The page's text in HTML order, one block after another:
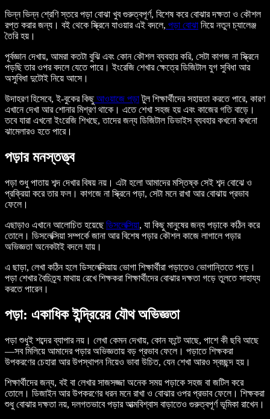
ভিন্ন ভিন্ন শ্রেণি স্তরে পড়া বোঝা খুব গুরুত্বপূর্ণ, বিশেষ করে বোঝার দক্ষতা ও কৌশল
রপ্ত করার জন্য। বই থেকে স্ক্রিনে যাওয়ার এই বদলে, পড়া বোঝা নিয়ে নতুন চ্যালেঞ্জ
তৈরি হয়।
পূর্বজ্ঞান দেখায়, আমরা কতটা বুঝি এবং কোন কৌশল ব্যবহার করি, সেটা কাগজ না স্ক্রিনে
পড়ছি তার ওপর বদলে যেতে পারে। ইংরেজি শেখার ক্ষেত্রে ডিজিটাল যুগ সুবিধা আর
অসুবিধা দুটোই নিয়ে আসে।
উদাহরণ হিসেবে, ই-বুকের কিছু আওয়াজে পড়াটুল শিক্ষার্থীদের সহায়তা করতে পারে, কারণ
এখানে দেখা আর শোনার মিশ্রণ থাকে। এতে শেখা সহজ হয় এবং কাজের গতি বাড়ে।
তবে যারা এখনো ইংরেজি শিখছে, তাদের জন্য ডিজিটাল ডিভাইস ব্যবহার কখনো কখনো
ঝামেলারও হতে পারে।
পড়ার মনস্তত্ত্ব
পড়া শুধু পাতায় শব্দ দেখার বিষয় নয়। এটা হলো আমাদেরমস্তিষ্ক সেই শব্দ বোঝে ও
প্রক্রিয়া করে তার ফল। কাগজে না স্ক্রিনে পড়া, সেটা মনে রাখা আর বোঝায় প্রভাব
ফেলে।
এছাড়াও এখানে আলোচিত হয়েছেডিসলেক্সিয়া, যা কিছু মানুষের জন্য পড়াকে কঠিন করে
তোলে। ডিসলেক্সিয়া সম্পর্কে জানা আর বিশেষ পড়ার কৌশল কাজে লাগালে পড়ার
অভিজ্ঞতা অনেকটাই বদলে যায়।
এ ছাড়া, লেখা কঠিন হলে ডিসলেক্সিয়ায় ভোগা শিক্ষার্থীরা পড়াতেও ভোগান্তিতে পড়ে।
পড়া শেখার বৈচিত্র্য মাথায় রেখে শিক্ষকরা শিক্ষার্থীদের বোঝার দক্ষতা গড়ে তুলতে সাহায্য
করতে পারেন।
পড়া: একাধিক ইন্দ্রিয়ের যৌথ অভিজ্ঞতা
পড়া শুধুই শব্দের ব্যাপার নয়। লেখা কেমন দেখায়, কোন ফন্টে আছে, পাশে কী ছবি আছে
—সব মিলিয়ে আমাদের পড়ার অভিজ্ঞতায় বড় প্রভাব ফেলে। পড়াতে শিক্ষকরা
উপকরণের চেহারা আর উপস্থাপন নিয়েও ভাবা উচিত, যেন শেখা আরও স্বচ্ছন্দ হয়।
শিক্ষার্থীদের জন্য, বই বা লেখার সাজসজ্জা অনেক সময় পড়াকে সহজ বা জটিল করে
তোলে। ডিজাইন আর উপকরণের ধরন মনে রাখা ও বোঝার ওপর প্রভাব ফেলে। শিক্ষকরা
শুধু বোঝার দক্ষতা নয়, দলগতভাবে পড়ার আত্মবিশ্বাস বাড়াতেও গুরুত্বপূর্ণ ভূমিকা রাখেন।